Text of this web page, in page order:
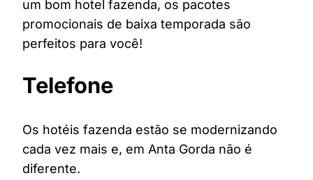
um bom hotel fazenda, os pacotes
promocionais de baixa temporada são
perfeitos para você!
Telefone
Os hotéis fazenda estão se modernizando
cada vez mais e, em Anta Gorda não é
diferente.